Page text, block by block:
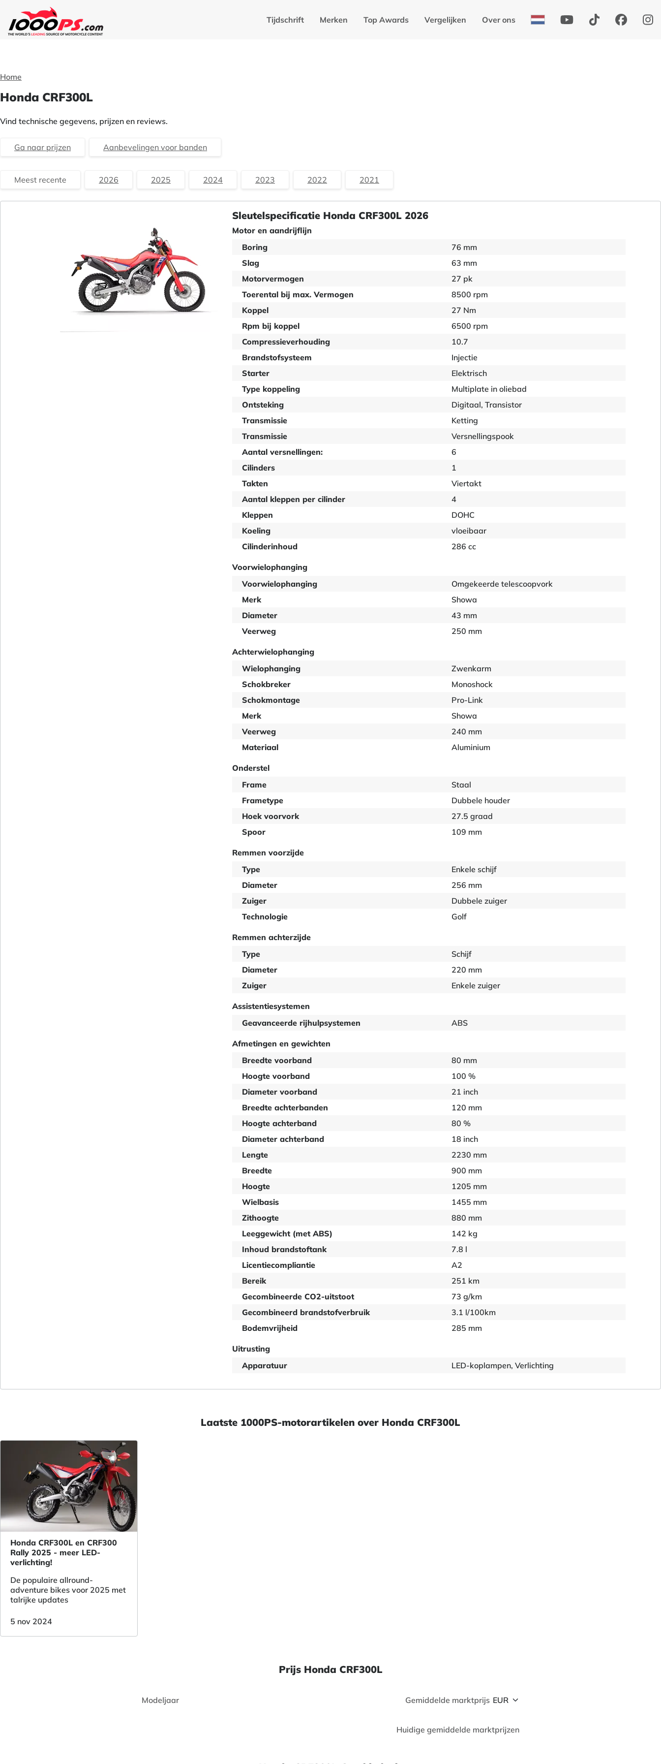
Tijdschrift Merken Top Awards Vergelijken Over ons
Home
Honda CRF300L
Vind technische gegevens, prijzen en reviews.
Ga naar prijzen Aanbevelingen voor banden
Meest recente 2026 2025 2024 2023 2022 2021
Sleutelspecificatie Honda CRF300L 2026
Motor en aandrijflijn
Boring
76 mm
Slag
63 mm
Motorvermogen
27 pk
Toerental bij max. Vermogen
8500 rpm
Koppel
27 Nm
Rpm bij koppel
6500 rpm
Compressieverhouding
10.7
Brandstofsysteem
Injectie
Starter
Elektrisch
Type koppeling
Multiplate in oliebad
Ontsteking
Digitaal, Transistor
Transmissie
Ketting
Transmissie
Versnellingspook
Aantal versnellingen:
6
Cilinders
1
Takten
Viertakt
Aantal kleppen per cilinder
4
Kleppen
DOHC
Koeling
vloeibaar
Cilinderinhoud
286 cc
Voorwielophanging
Voorwielophanging
Omgekeerde telescoopvork
Merk
Showa
Diameter
43 mm
Veerweg
250 mm
Achterwielophanging
Wielophanging
Zwenkarm
Schokbreker
Monoshock
Schokmontage
Pro-Link
Merk
Showa
Veerweg
240 mm
Materiaal
Aluminium
Onderstel
Frame
Staal
Frametype
Dubbele houder
Hoek voorvork
27.5 graad
Spoor
109 mm
Remmen voorzijde
Type
Enkele schijf
Diameter
256 mm
Zuiger
Dubbele zuiger
Technologie
Golf
Remmen achterzijde
Type
Schijf
Diameter
220 mm
Zuiger
Enkele zuiger
Assistentiesystemen
Geavanceerde rijhulpsystemen
ABS
Afmetingen en gewichten
Breedte voorband
80 mm
Hoogte voorband
100 %
Diameter voorband
21 inch
Breedte achterbanden
120 mm
Hoogte achterband
80 %
Diameter achterband
18 inch
Lengte
2230 mm
Breedte
900 mm
Hoogte
1205 mm
Wielbasis
1455 mm
Zithoogte
880 mm
Leeggewicht (met ABS)
142 kg
Inhoud brandstoftank
7.8 l
Licentiecompliantie
A2
Bereik
251 km
Gecombineerde CO2-uitstoot
73 g/km
Gecombineerd brandstofverbruik
3.1 l/100km
Bodemvrijheid
285 mm
Uitrusting
Apparatuur
LED-koplampen, Verlichting
Laatste 1000PS-motorartikelen over Honda CRF300L
Honda CRF300L en CRF300
Rally 2025 - meer LED-
verlichting!
De populaire allround-
adventure bikes voor 2025 met
talrijke updates
5 nov 2024
Prijs Honda CRF300L
Modeljaar Gemiddelde marktprijs
Huidige gemiddelde marktprijzen